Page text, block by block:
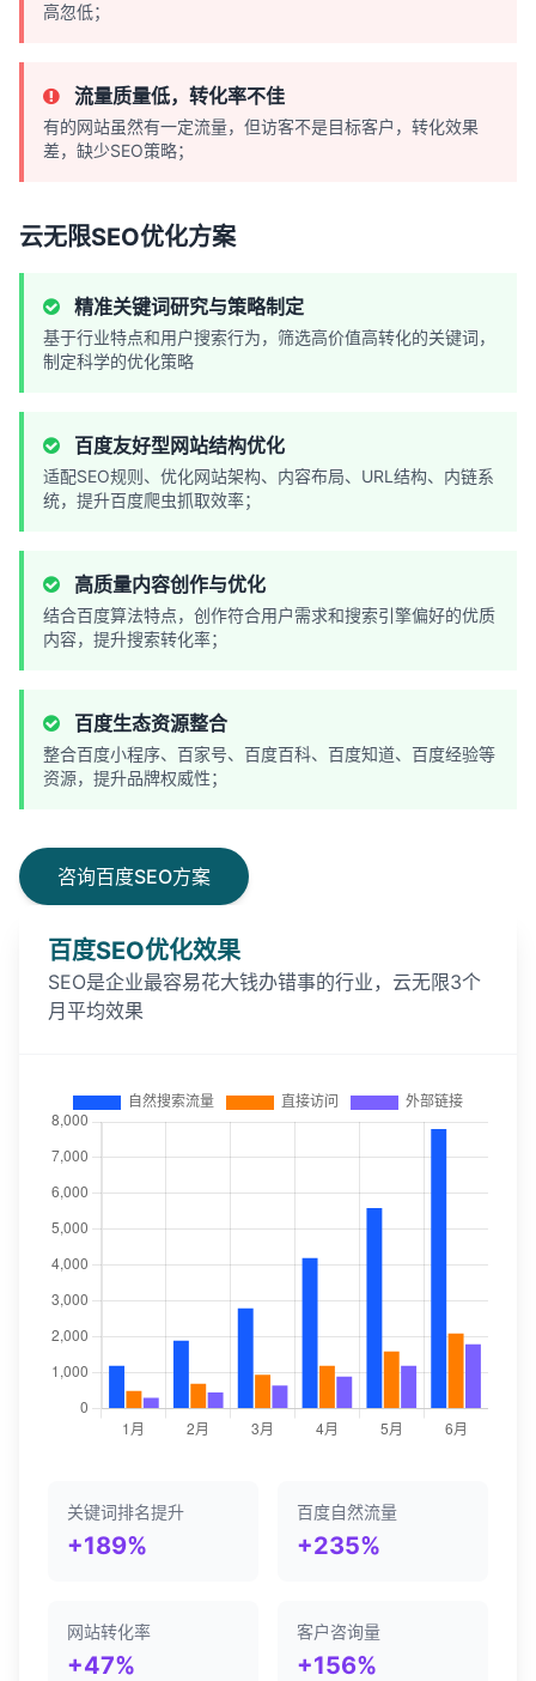
高忽低；
流量质量低，转化率不佳
有的网站虽然有一定流量，但访客不是目标客户，转化效果
差，缺少SEO策略；
云无限SEO优化方案
精准关键词研究与策略制定
基于行业特点和用户搜索行为，筛选高价值高转化的关键词，
制定科学的优化策略
百度友好型网站结构优化
适配SEO规则、优化网站架构、内容布局、URL结构、内链系
统，提升百度爬虫抓取效率；
高质量内容创作与优化
结合百度算法特点，创作符合用户需求和搜索引擎偏好的优质
内容，提升搜索转化率；
百度生态资源整合
整合百度小程序、百家号、百度百科、百度知道、百度经验等
资源，提升品牌权威性；
咨询百度SEO方案
百度SEO优化效果
SEO是企业最容易花大钱办错事的行业，云无限3个
月平均效果
关键词排名提升
+189%
百度自然流量
+235%
网站转化率
+47%
客户咨询量
+156%